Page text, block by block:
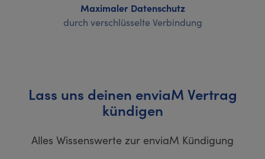
Maximaler Datenschutz
durch verschlüsselte Verbindung
Lass uns deinen enviaM Vertrag
kündigen
Alles Wissenswerte zur enviaM Kündigung